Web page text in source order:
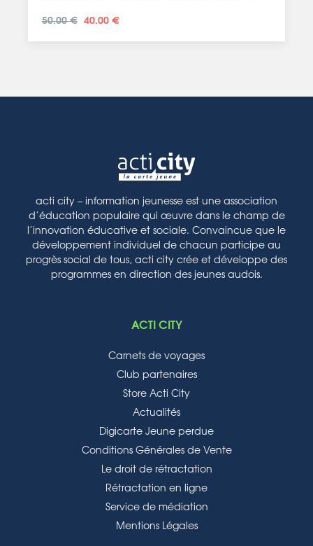
50.00 € 40.00 €
acti city – information jeunesse est une association
d’éducation populaire qui œuvre dans le champ de
l’innovation éducative et sociale. Convaincue que le
développement individuel de chacun participe au
progrès social de tous, acti city crée et développe des
programmes en direction des jeunes audois.
ACTI CITY
Carnets de voyages
Club partenaires
Store Acti City
Actualités
Digicarte Jeune perdue
Conditions Générales de Vente
Le droit de rétractation
Rétractation en ligne
Service de médiation
Mentions Légales